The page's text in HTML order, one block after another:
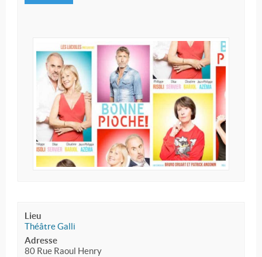
Lieu
Théâtre Galli
Adresse
80 Rue Raoul Henry